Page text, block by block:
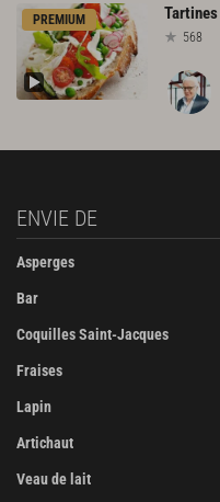
PREMIUM Tartines
568
ENVIE DE
Asperges
Bar
Coquilles Saint-Jacques
Fraises
Lapin
Artichaut
Veau de lait